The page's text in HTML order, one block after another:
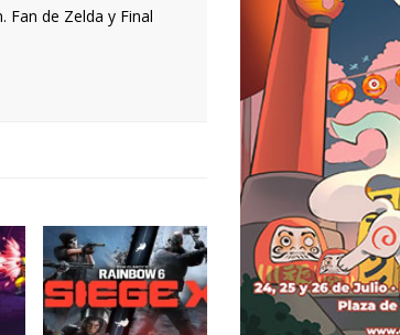
Fan de Zelda y Final